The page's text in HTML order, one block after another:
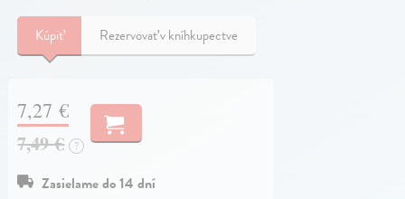
Kúpiť Rezervovať v kníhkupectve
7,27 €
7,49 € ?
Zasielame do 14 dní